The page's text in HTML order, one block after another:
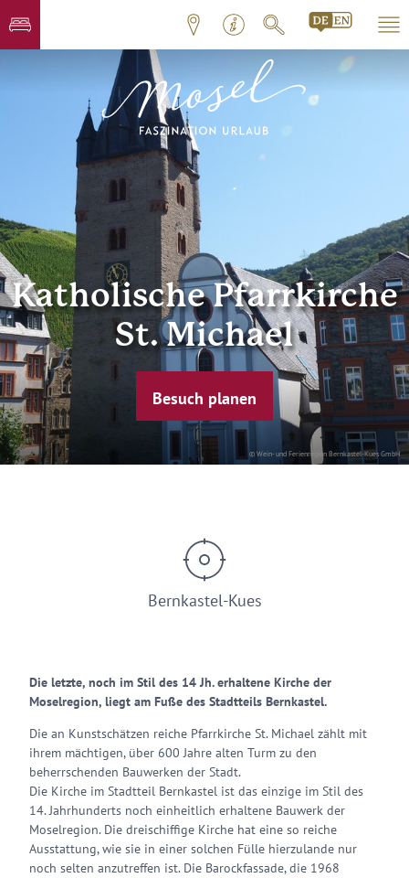
© Wein- und Ferienregion Bernkastel-Kues GmbH
Katholische Pfarrkirche
St. Michael
Besuch planen
Bernkastel-Kues
Die letzte, noch im Stil des 14 Jh. erhaltene Kirche der
Moselregion, liegt am Fuße des Stadtteils Bernkastel.
Die an Kunstschätzen reiche Pfarrkirche St. Michael zählt mit
ihrem mächtigen, über 600 Jahre alten Turm zu den
beherrschenden Bauwerken der Stadt.
Die Kirche im Stadtteil Bernkastel ist das einzige im Stil des
14. Jahrhunderts noch einheitlich erhaltene Bauwerk der
Moselregion. Die dreischiffige Kirche hat eine so reiche
Ausstattung, wie sie in einer solchen Fülle hierzulande nur
noch selten anzutreffen ist. Die Barockfassade, die 1968